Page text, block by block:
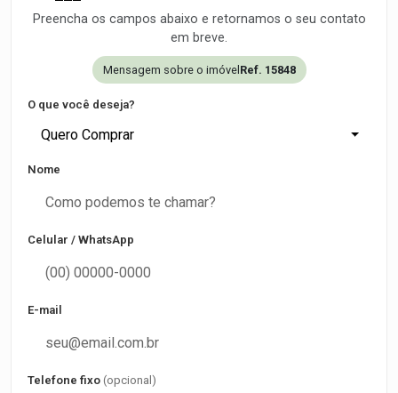
Preencha os campos abaixo e retornamos o seu contato
em breve.
Mensagem sobre o imóvel Ref. 15848
O que você deseja?
Quero Comprar
Nome
Celular / WhatsApp
E-mail
Telefone fixo (opcional)